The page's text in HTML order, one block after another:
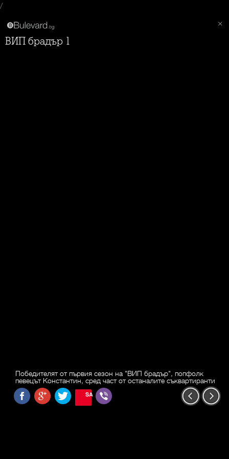
/
ВИП брадър 1
Победителят от първия сезон на "ВИП брадър", попфолк
певецът Константин, сред част от останалите съквартиранти
SAVE